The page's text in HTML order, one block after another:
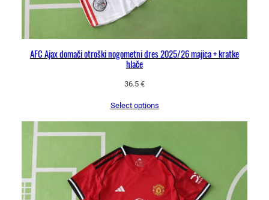
AFC Ajax domači otroški nogometni dres 2025/26 majica + kratke
hlače
36.5 €
Select options